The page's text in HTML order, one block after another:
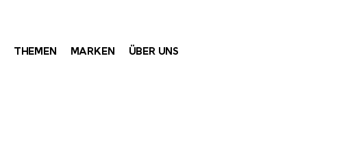
THEMEN MARKEN ÜBER UNS